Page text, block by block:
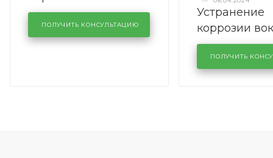
производства в
кузовном сервисе
KUTUZOVV
ПОЛУЧИТЬ КОНСУЛЬТАЦИЮ
Устранение
коррозии
лобового
районе
Volkswagen
ПОЛУЧИТЬ